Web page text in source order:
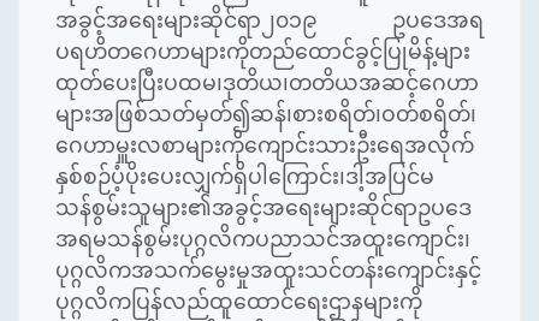
အခွင့်အရေးများဆိုင်ရာ၂၀၁၉ ဥပဒေအရ
ပရဟိတဂေဟာများကိုတည်ထောင်ခွင့်ပြုမိန့်များ
ထုတ်ပေးပြီးပထမ၊ဒုတိယ၊တတိယအဆင့်ဂေဟာ
များအဖြစ်သတ်မှတ်၍ဆန်၊စားစရိတ်၊ဝတ်စရိတ်၊
ဂေဟာမှူးလစာများကိုကျောင်းသားဦးရေအလိုက်
နှစ်စဉ်ပံ့ပိုးပေးလျှက်ရှိပါကြောင်း၊ဒါ့အပြင်မ
သန်စွမ်းသူများ၏အခွင့်အရေးများဆိုင်ရာဥပဒေ
အရမသန်စွမ်းပုဂ္ဂလိကပညာသင်အထူးကျောင်း၊
ပုဂ္ဂလိကအသက်မွေးမှုအထူးသင်တန်းကျောင်းနှင့်
ပုဂ္ဂလိကပြန်လည်ထူထောင်ရေးဌာနများကို